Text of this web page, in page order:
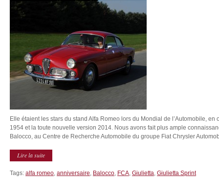
Elle étaient les stars du stand Alfa Romeo lors du Mondial de l’Automobile, en
1954 et la toute nouvelle version 2014. Nous avons fait plus ample
Balocco, au Centre de Recherche Automobile du groupe Fiat Chrysler
Lire la suite
Tags: alfa romeo, anniversaire, Balocco, FCA, Giulietta, Giulietta Sprint